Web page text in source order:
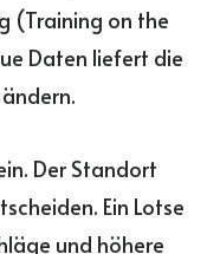
(Training on the
Daten liefert die
Der Standort
Ein Lotse
und höhere